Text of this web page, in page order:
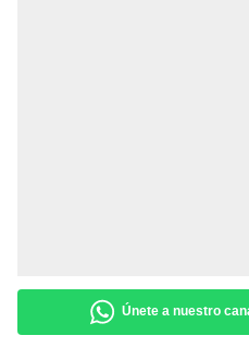
Únete a nuestro